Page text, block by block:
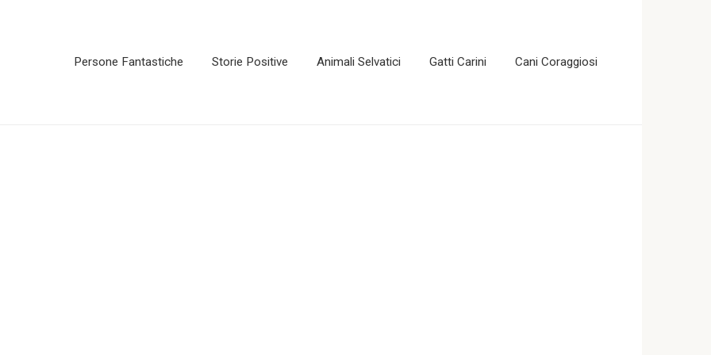
Persone Fantastiche Storie Positive Animali Selvatici Gatti Carini Cani Coraggiosi